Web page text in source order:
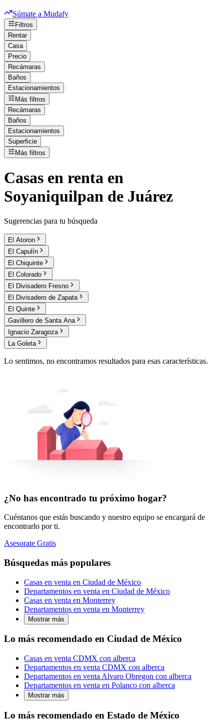
Súmate a Mudafy
Filtros
Rentar
Casa
Precio
Recámaras
Baños
Estacionamientos
Más filtros
Recámaras
Baños
Estacionamientos
Superficie
Más filtros
Casas en renta en
Soyaniquilpan de Juárez
Sugerencias para tu búsqueda
El Atoron
El Capulín
El Chiquinte
El Colorado
El Divisadero Fresno
El Divisadero de Zapata
El Quinte
Gavillero de Santa Ana
Ignacio Zaragoza
La Goleta
Lo sentimos, no encontramos resultados para esas características.
¿No has encontrado tu próximo hogar?
Cuéntanos que estás buscando y nuestro equipo se encargará de
encontrarlo por ti.
Asesorate Gratis
Búsquedas más populares
Casas en venta en Ciudad de México
Departamentos en venta en Ciudad de México
Casas en venta en Monterrey
Departamentos en venta en Monterrey
Mostrar más
Lo más recomendado en Ciudad de México
Casas en venta CDMX con alberca
Departamentos en venta CDMX con alberca
Departamentos en venta Alvaro Obregon con alberca
Departamentos en venta en Polanco con alberca
Mostrar más
Lo más recomendado en Estado de México